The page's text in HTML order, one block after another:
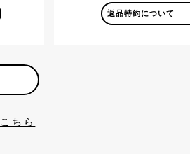
返品特約について
ちら